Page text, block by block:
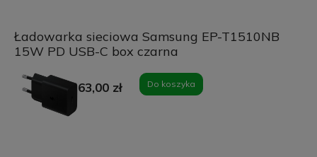
Ładowarka sieciowa Samsung EP-T1510NB
15W PD USB-C box czarna
63,00 zł Do koszyka